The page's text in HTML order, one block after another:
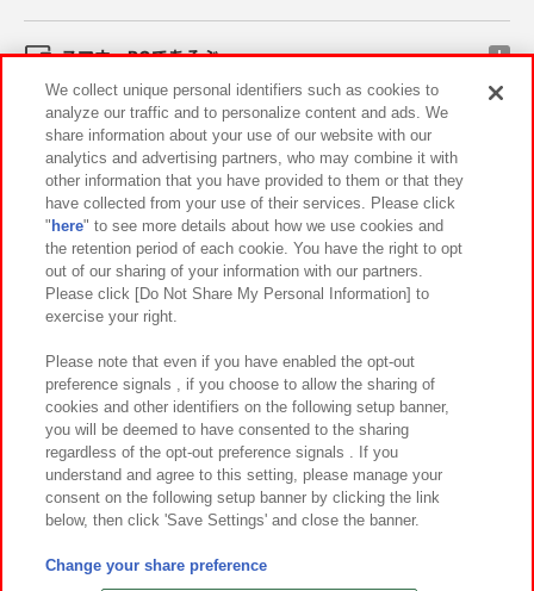
スマホ・PCであそぶ
イベント・キャンペーン
関連会社 サステナビリティ サイトポリシー
プライバシーポリシー ウェブアクセシビリティ方針と検証結果
お取引先さまとともに
カスタマーハラスメント対応方針 よくあるご質問・お問い合わせ
©Bandai Namco Amusement Inc.
©Bandai Namco Amusement Lab Inc.
We collect unique personal identifiers such as cookies to
analyze our traffic and to personalize content and ads. We
share information about your use of our website with our
analytics and advertising partners, who may combine it with
other information that you have provided to them or that they
have collected from your use of their services. Please click
" here" to see more details about how we use cookies and
the retention period of each cookie. You have the right to opt
out of our sharing of your information with our partners.
Please click [Do Not Share My Personal Information] to
exercise your right.
Please note that even if you have enabled the opt-out
preference signals , if you choose to allow the sharing of
cookies and other identifiers on the following setup banner,
you will be deemed to have consented to the sharing
regardless of the opt-out preference signals . If you
understand and agree to this setting, please manage your
consent on the following setup banner by clicking the link
below, then click 'Save Settings' and close the banner.
Change your share preference